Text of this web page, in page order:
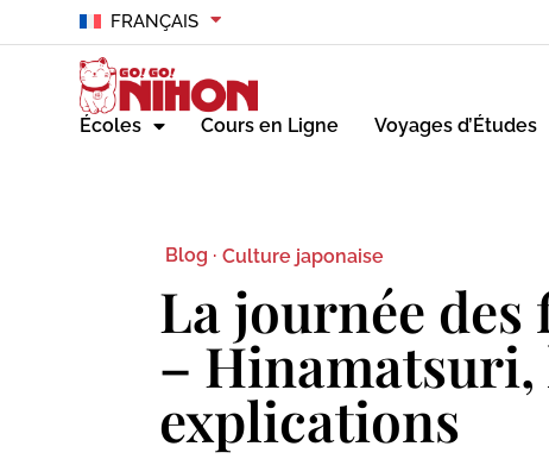
FRANÇAIS
Écoles Cours en Ligne Voyages d’Études
Blog · Culture japonaise
La journée des
– Hinamatsuri,
explications